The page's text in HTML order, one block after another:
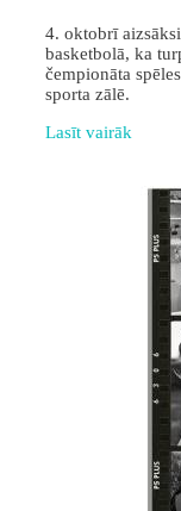
4. oktobrī
basketbolā, ka
čempionāta
sporta zālē.
Lasīt vairāk